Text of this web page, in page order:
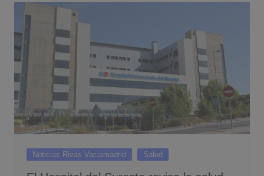
Noticias Rivas Vaciamadrid Salud